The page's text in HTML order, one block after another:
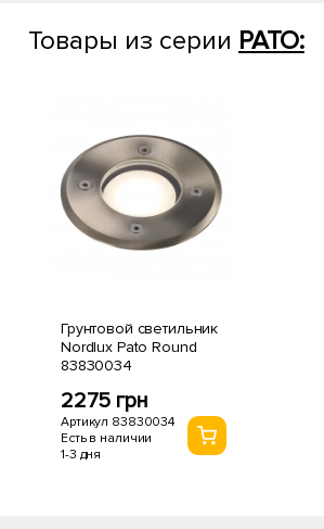
Товары из серии PATO:
Грунтовой светильник
Nordlux Pato Round
83830034
2275 грн
Артикул 83830034
Есть в наличии
1-3 дня